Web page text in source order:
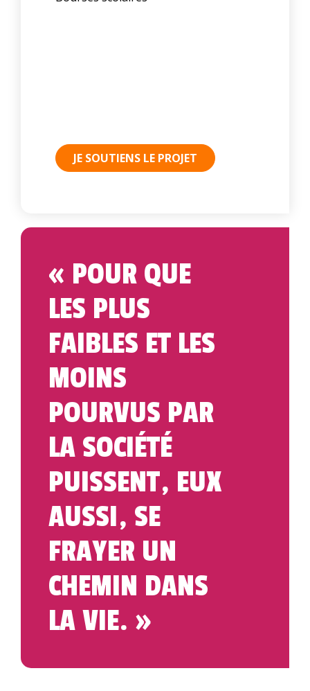
JE SOUTIENS LE PROJET
« POUR QUE
LES PLUS
FAIBLES ET LES
MOINS
POURVUS PAR
LA SOCIÉTÉ
PUISSENT, EUX
AUSSI, SE
FRAYER UN
CHEMIN DANS
LA VIE. »